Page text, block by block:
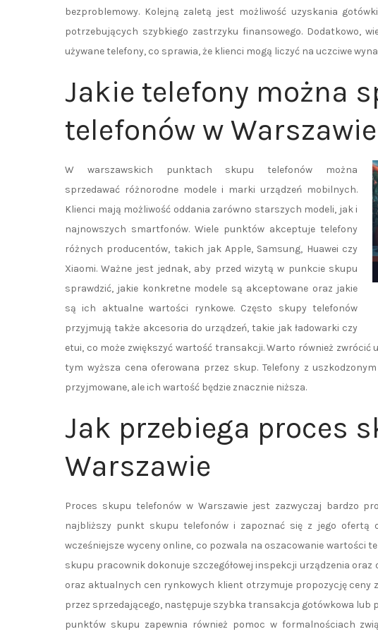
bezproblemowy. Kolejną zaletą jest możliwość uzyskania
potrzebujących szybkiego zastrzyku finansowego. Dodatkowo,
używane telefony, co sprawia, że klienci mogą liczyć na uczciwe
Jakie telefony można
telefonów w Warszawie
W warszawskich punktach skupu telefonów można
sprzedawać różnorodne modele i marki urządzeń mobilnych.
Klienci mają możliwość oddania zarówno starszych modeli, jak i
najnowszych smartfonów. Wiele punktów akceptuje telefony
różnych producentów, takich jak Apple, Samsung, Huawei czy
Xiaomi. Ważne jest jednak, aby przed wizytą w punkcie skupu
sprawdzić, jakie konkretne modele są akceptowane oraz jakie
są ich aktualne wartości rynkowe. Często skupy telefonów
przyjmują także akcesoria do urządzeń, takie jak ładowarki czy
etui, co może zwiększyć wartość transakcji. Warto również
tym wyższa cena oferowana przez skup. Telefony z
przyjmowane, ale ich wartość będzie znacznie niższa.
Jak przebiega proces
Warszawie
Proces skupu telefonów w Warszawie jest zazwyczaj bardzo
najbliższy punkt skupu telefonów i zapoznać się z jego ofertą
wcześniejsze wyceny online, co pozwala na oszacowanie wartości
skupu pracownik dokonuje szczegółowej inspekcji urządzenia
oraz aktualnych cen rynkowych klient otrzymuje propozycję ceny
przez sprzedającego, następuje szybka transakcja gotówkowa lub
punktów skupu zapewnia również pomoc w formalnościach